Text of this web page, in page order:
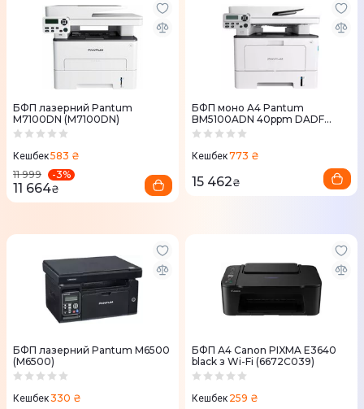
БФП лазерний Pantum
M7100DN (M7100DN)
Кешбек583 ₴
11 999
-3%
11 664₴
БФП моно A4 Pantum
BM5100ADN 40ppm DADF
Duplex Ethernet (BM5100ADN)
Кешбек773 ₴
15 462₴
БФП лазерний Pantum M6500
(M6500)
Кешбек330 ₴
БФП А4 Canon PIXMA E3640
black з Wi-Fi (6672C039)
Кешбек 259 ₴